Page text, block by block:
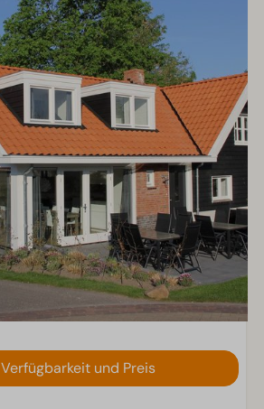
Verfügbarkeit und Preis